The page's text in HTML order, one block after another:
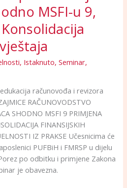
MSFI-u 9,
, Istaknuto,Seminar,
računovođa i revizora
RAČUNOVODSTVO
SHODNO MSFI 9 PRIMJENA
FINANSIJSKIH
IZ PRAKSE Učesnicima će
PUFBiH i FMRSP u dijelu
po odbitku i primjene Zakona
je obavezna.